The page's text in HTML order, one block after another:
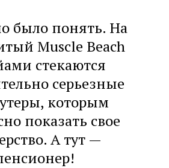
было понять. На
Muscle Beach
стекаются
серьезные
которым
показать свое
А тут —